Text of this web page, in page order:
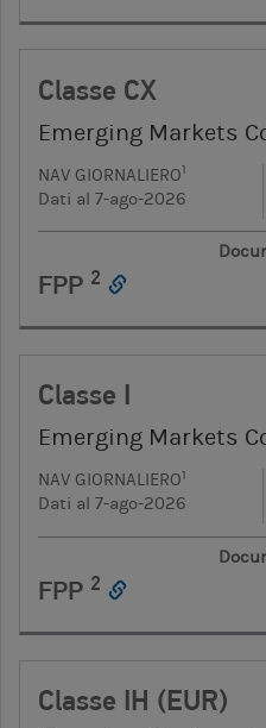
Classe CX
Emerging Markets
NAV GIORNALIERO1
Dati al 7-ago-2026
FPP 2
Classe I
Emerging Markets
NAV GIORNALIERO1
Dati al 7-ago-2026
FPP 2
Classe IH (EUR)